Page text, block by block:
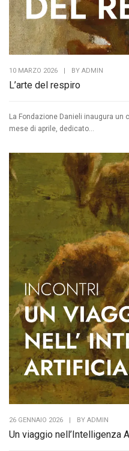
10 MARZO 2026 BY ADMIN
L’arte del respiro
La Fondazione Danieli inaugura un
mese di aprile, dedicato...
26 GENNAIO 2026 BY ADMIN
Un viaggio nell’Intelligenza